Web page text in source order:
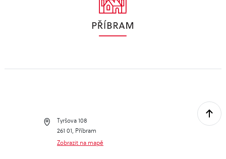
Tyršova 108
261 01, Příbram
Zobrazit na mapě